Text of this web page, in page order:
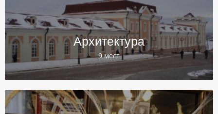
Архитектура
9 мест